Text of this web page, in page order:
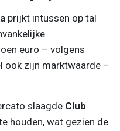
prijkt intussen op tal
euro – volgens
ook zijn marktwaarde –
slaagde Club
houden, wat gezien de